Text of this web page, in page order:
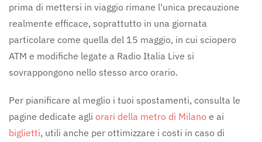
prima di mettersi in viaggio rimane l'unica precauzione
realmente efficace, soprattutto in una giornata
particolare come quella del 15 maggio, in cui sciopero
ATM e modifiche legate a Radio Italia Live si
sovrappongono nello stesso arco orario.
Per pianificare al meglio i tuoi spostamenti, consulta le
pagine dedicate agli orari della metro di Milano e ai
biglietti, utili anche per ottimizzare i costi in caso di